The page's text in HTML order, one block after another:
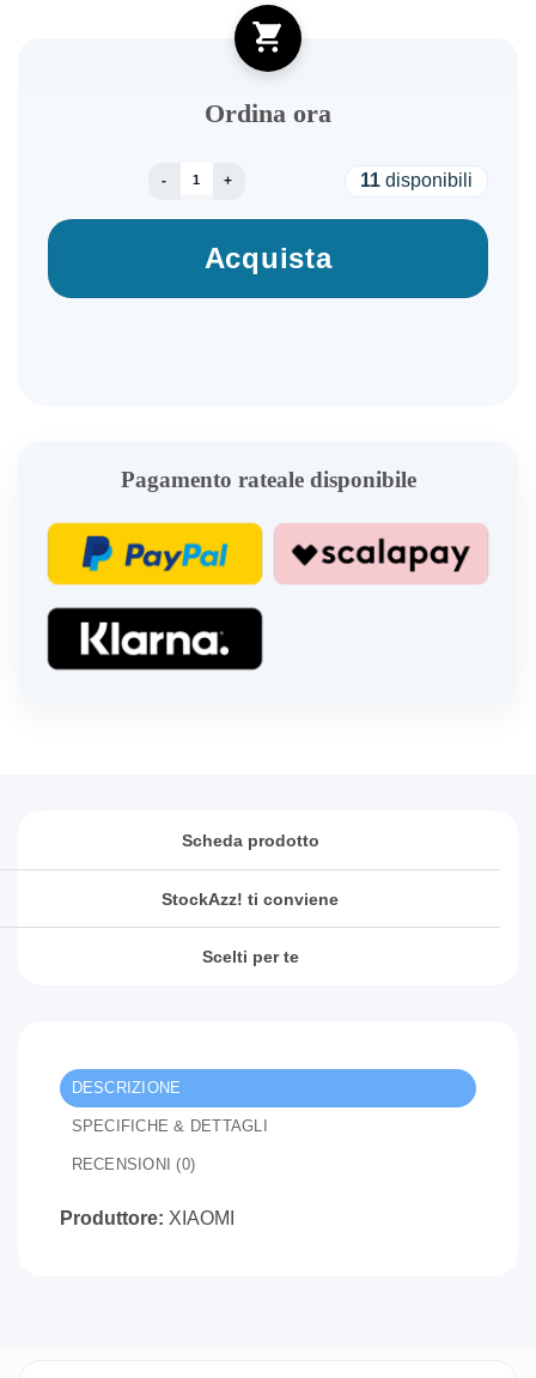
Ordina ora
XIAOMI SMART PET CARE AIR PURIFIER EU
11 disponibili
Acquista
Pagamento rateale disponibile
Scheda prodotto
StockAzz! ti conviene
Scelti per te
DESCRIZIONE
SPECIFICHE & DETTAGLI
RECENSIONI (0)
Produttore: XIAOMI